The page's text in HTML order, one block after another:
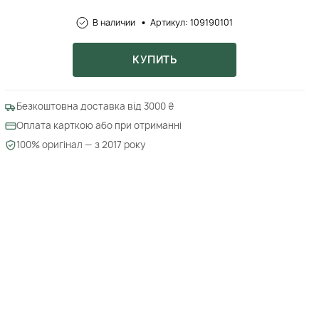
В наличии Артикул: 109190101
КУПИТЬ
Безкоштовна доставка від 3000 ₴
Оплата карткою або при отриманні
100% оригінал — з 2017 року